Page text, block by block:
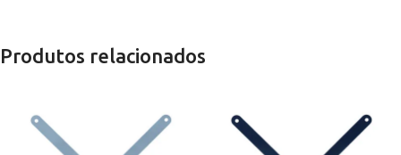
Produtos relacionados